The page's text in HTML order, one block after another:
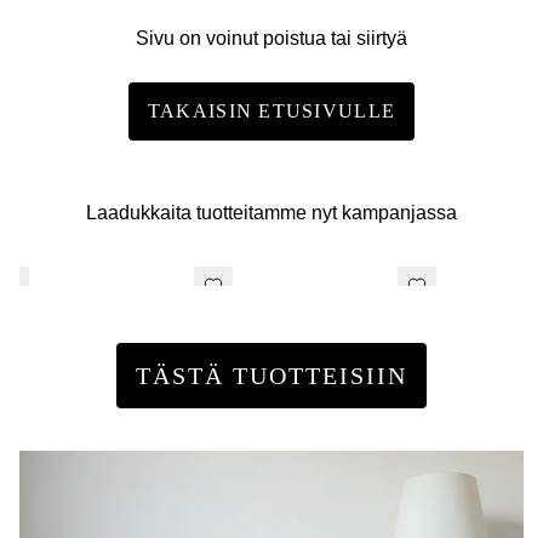
Sivu on voinut poistua tai siirtyä
TAKAISIN ETUSIVULLE
Laadukkaita tuotteitamme nyt kampanjassa
TÄSTÄ TUOTTEISIIN